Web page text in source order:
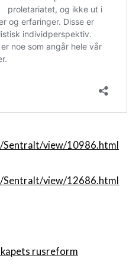
view/10986.html
view/12686.html
rusreform